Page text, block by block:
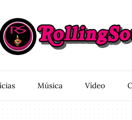
Música Vídeo